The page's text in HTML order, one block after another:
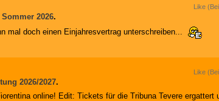
2026.
Like
mal doch einen Einjahresvertrag unterschreiben...
2026/2027.
Like
online! Edit: Tickets für die Tribuna Tevere ergattert